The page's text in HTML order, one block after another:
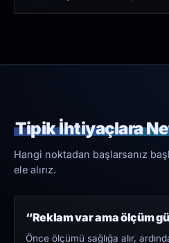
Tipik İhtiyaçlara
Hangi noktadan başlarsanız
ele alırız.
“Reklam var ama ölçüm
Önce ölçümü sağlığa alır,